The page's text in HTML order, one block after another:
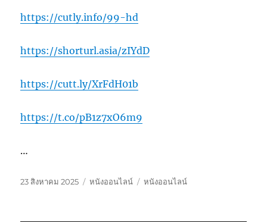
https://cutly.info/99-hd
https://shorturl.asia/zIYdD
https://cutt.ly/XrFdH01b
https://t.co/pB1z7xO6m9
…
เขียน
23 สิงหาคม 2025
หมวด
หนังออนไลน์
ป้าย
หนังออนไลน์